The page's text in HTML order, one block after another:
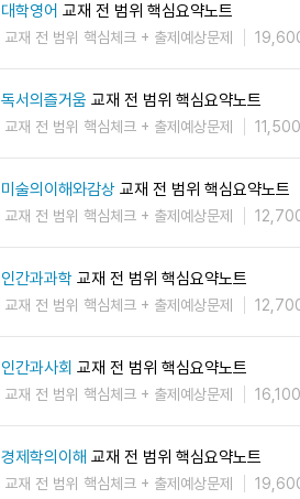
대학영어 교재 전 범위 핵심요약노트
교재 전 범위 핵심체크 + 출제예상문제
독서의즐거움 교재 전 범위 핵심요약노트
교재 전 범위 핵심체크 + 출제예상문제
미술의이해와감상 교재 전 범위 핵심요약노트
교재 전 범위 핵심체크 + 출제예상문제
인간과과학 교재 전 범위 핵심요약노트
교재 전 범위 핵심체크 + 출제예상문제
인간과사회 교재 전 범위 핵심요약노트
교재 전 범위 핵심체크 + 출제예상문제
경제학의이해 교재 전 범위 핵심요약노트
교재 전 범위 핵심체크 + 출제예상문제